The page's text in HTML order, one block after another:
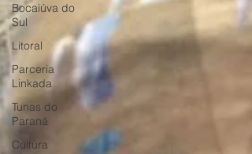
Bocaiúva do
Sul
Litoral
Parceria
Linkada
Tunas do
Paraná
Cultura